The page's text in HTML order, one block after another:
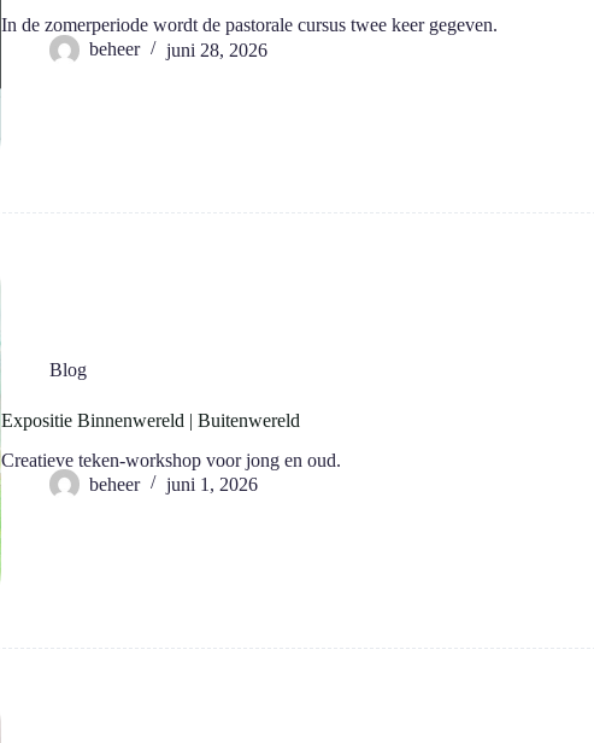
In de zomerperiode wordt de pastorale cursus twee keer gegeven.
beheer
juni 28, 2026
Blog
Expositie Binnenwereld | Buitenwereld
Creatieve teken-workshop voor jong en oud.
beheer
juni 1, 2026